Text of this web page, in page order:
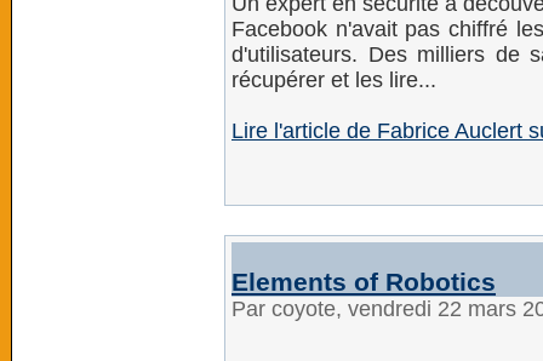
Facebook n'avait pas chiffré
d'utilisateurs. Des milliers de
récupérer et les lire...
Lire l'article de Fabrice Auclert
Elements of Robotics
Par coyote, vendredi 22 mars